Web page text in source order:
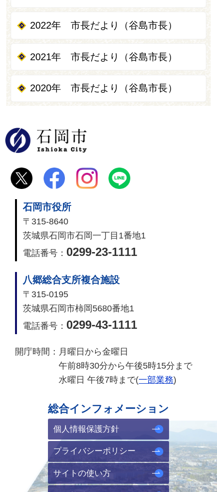
2022年 市長だより（谷島市長）
2021年 市長だより（谷島市長）
2020年 市長だより（谷島市長）
石岡市役所
〒315-8640
茨城県石岡市石岡一丁目1番地1
電話番号： 0299-23-1111
八郷総合支所複合施設
〒315-0195
茨城県石岡市柿岡5680番地1
電話番号： 0299-43-1111
開庁時間： 月曜日から金曜日
午前8時30分から午後5時15分まで
水曜日 午後7時まで(一部業務)
総合インフォメーション
個人情報保護方針
プライバシーポリシー
サイトの使い方